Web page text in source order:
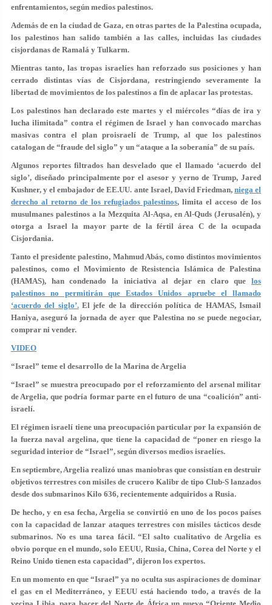
enfrentamientos, según medios palestinos.
Además de en la ciudad de Gaza, en otras partes de la Palestina ocupada,
los palestinos han salido también a las calles, incluidas las ciudades
cisjordanas de Ramalá y Tulkarm.
Mientras tanto, las tropas israelíes han reforzado sus posiciones y han
cerrado distintas vías de Cisjordana, restringiendo severamente la
libertad de movimientos de los palestinos a fin de aplacar las protestas.
Los palestinos han declarado este martes y el miércoles “días de ira y
lucha ilimitada” contra el régimen de Israel y han convocado marchas
masivas contra el plan proisraelí de Trump, al que los palestinos
catalogan de “fraude del siglo” y un “ataque a la soberanía” de su país.
Algunos reportes filtrados han desvelado que el llamado ‘acuerdo del
siglo’, diseñado principalmente por el asesor y yerno de Trump, Jared
Kushner, y el embajador de EE.UU. ante Israel, David Friedman, niega el
derecho al retorno de los refugiados palestinos, limita el acceso de los
musulmanes palestinos a la Mezquita Al-Aqsa, en Al-Quds (Jerusalén), y
otorga a Israel la mayor parte de la fértil área C de la ocupada
Cisjordania.
Tanto el presidente palestino, Mahmud Abás, como distintos movimientos
palestinos, como el Movimiento de Resistencia Islámica de Palestina
(HAMAS), han condenado la iniciativa al dejar en claro que los
palestinos no permitirán que Estados Unidos apruebe el llamado
‘acuerdo del siglo’.El jefe de la dirección política de HAMAS, Ismail
Haniya, aseguró la jornada de ayer que Palestina no se puede negociar,
comprar ni vender.
VIDEO
“Israel” teme el desarrollo de la Marina de Argelia
“Israel” se muestra preocupado por el reforzamiento del arsenal militar
de Argelia, que podría formar parte en el futuro de una “coalición” anti-
israelí.
El régimen israelí tiene una preocupación particular por la expansión de
la fuerza naval argelina, que tiene la capacidad de “poner en riesgo la
seguridad interior de “Israel”, según diversos medios israelíes.
En septiembre, Argelia realizó unas maniobras que consistían en destruir
objetivos terrestres con misiles de crucero Kalibr de tipo Club-S lanzados
desde dos submarinos Kilo 636, recientemente adquiridos a Rusia.
De hecho, y en esa fecha, Argelia se convirtió en uno de los pocos países
con la capacidad de lanzar ataques terrestres con misiles tácticos desde
submarinos. No es una tarea fácil. “El salto cualitativo de Argelia es
obvio porque en el mundo, solo EEUU, Rusia, China, Corea del Norte y el
Reino Unido tienen esta capacidad”, dijeron los expertos.
En un momento en que “Israel” ya no oculta sus aspiraciones de dominar
el gas en el Mediterráneo, y EEUU está haciendo todo, a través de la